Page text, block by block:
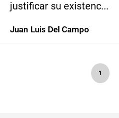
justificar su existenc...
Juan Luis Del Campo
1